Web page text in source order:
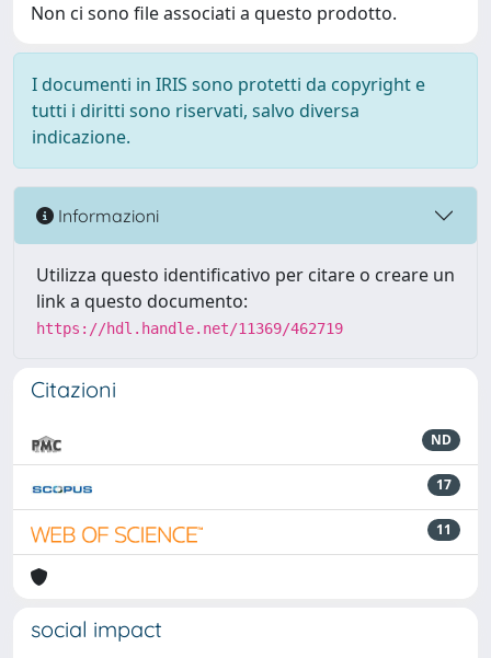
Non ci sono file associati a questo prodotto.
I documenti in IRIS sono protetti da copyright e
tutti i diritti sono riservati, salvo diversa
indicazione.
Informazioni
Utilizza questo identificativo per citare o creare un
link a questo documento:
https://hdl.handle.net/11369/462719
Citazioni
ND
17
11
social impact